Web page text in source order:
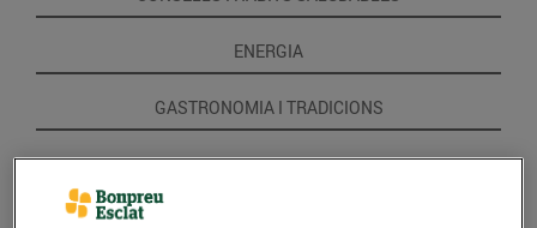
ENERGIA
GASTRONOMIA I TRADICIONS
RECEPTES